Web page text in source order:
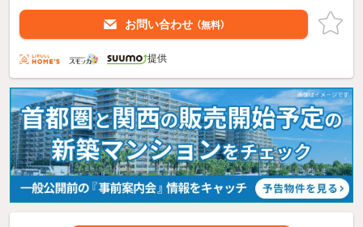
お問い合わせ （無料）
提供